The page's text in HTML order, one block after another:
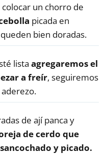
un chorro de
picada en
bien doradas.
lista agregaremos el
a freír, seguiremos
de ají panca y
de cerdo que
y picado.